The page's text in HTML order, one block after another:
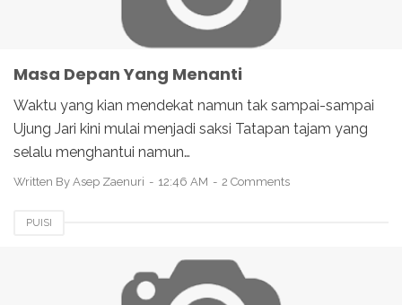
Masa Depan Yang Menanti
Waktu yang kian mendekat namun tak sampai-sampai
Ujung Jari kini mulai menjadi saksi Tatapan tajam yang
selalu menghantui namun…
Written By Asep Zaenuri 12:46 AM 2 Comments
PUISI